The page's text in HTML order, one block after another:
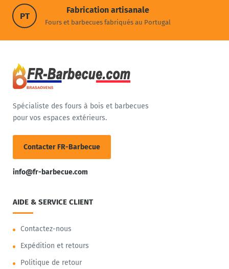
PT
Fabrication artisanale
Fours et barbecues fabriqués au Portugal
Spécialiste des fours à bois et barbecues
pour vos espaces extérieurs.
Contacter FR-Barbecue
info@fr-barbecue.com
AIDE & SERVICE CLIENT
Contactez-nous
Expédition et retours
Politique de retour